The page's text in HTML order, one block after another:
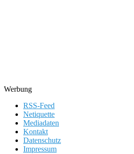
Werbung
RSS-Feed
Netiquette
Mediadaten
Kontakt
Datenschutz
Impressum